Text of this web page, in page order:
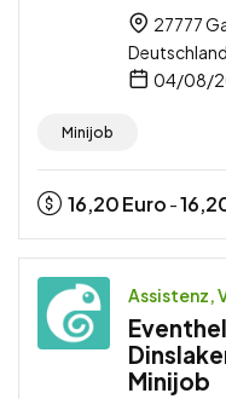
27777
Deutschland
04/08/
Minijob
16,20Euro -
Assistenz,
Minijob